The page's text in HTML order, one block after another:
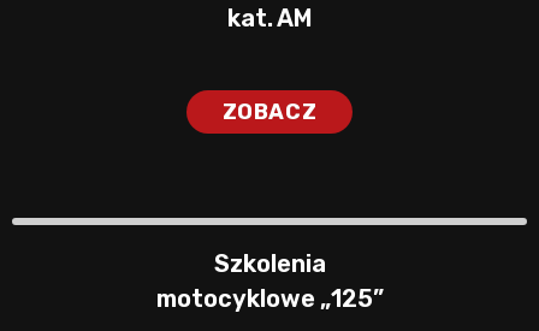
kat. AM
ZOBACZ
Szkolenia
motocyklowe „125”